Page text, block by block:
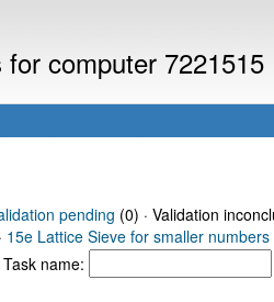
computer 7221515
pending (0) · Validation
15e Lattice Sieve for smaller numbers
Task name: